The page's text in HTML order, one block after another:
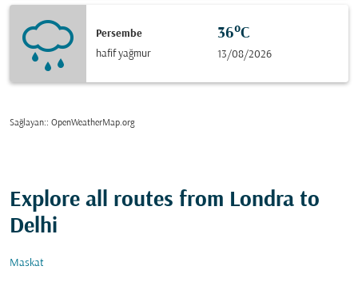
Persembe
hafif yağmur
36°C
13/08/2026
Sağlayan:: OpenWeatherMap.org
Explore all routes from Londra to
Delhi
Maskat